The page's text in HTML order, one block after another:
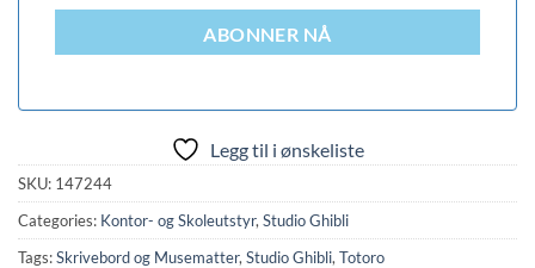
ABONNER NÅ
Legg til i ønskeliste
SKU: 147244
Categories: Kontor- og Skoleutstyr, Studio Ghibli
Tags:Skrivebord og Musematter, Studio Ghibli, Totoro